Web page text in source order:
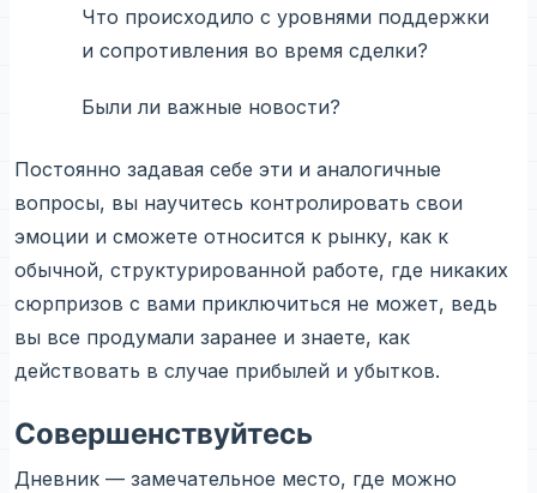
Что происходило с уровнями поддержки
и сопротивления во время сделки?
Были ли важные новости?
Постоянно задавая себе эти и аналогичные
вопросы, вы научитесь контролировать свои
эмоции и сможете относится к рынку, как к
обычной, структурированной работе, где никаких
сюрпризов с вами приключиться не может, ведь
вы все продумали заранее и знаете, как
действовать в случае прибылей и убытков.
Совершенствуйтесь
Дневник — замечательное место, где можно